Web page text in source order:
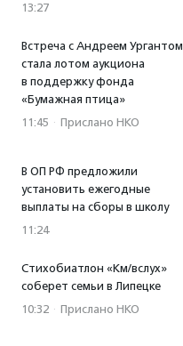
13:27
Встреча с Андреем Ургантом
стала лотом аукциона
в поддержку фонда
«Бумажная птица»
11:45 · Прислано НКО
В ОП РФ предложили
установить ежегодные
выплаты на сборы в школу
11:24
Стихобиатлон «Км/вслух»
соберет семьи в Липецке
10:32 · Прислано НКО